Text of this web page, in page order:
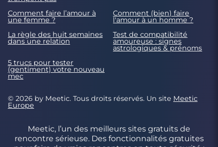
Comment faire l’amour à
une femme ?
Comment (bien) faire
l'amour à un homme ?
La règle des huit semaines
dans une relation
Test de compatibilité
amoureuse : signes
astrologiques & prénoms
5 trucs pour tester
(gentiment) votre nouveau
mec
© 2026 by Meetic. Tous droits réservés. Un site Meetic
Europe
Meetic, l’un des meilleurs sites gratuits de
rencontre sérieuse. Des fonctionnalités gratuites